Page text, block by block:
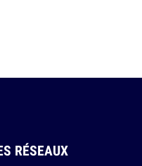
RÉSEAUX